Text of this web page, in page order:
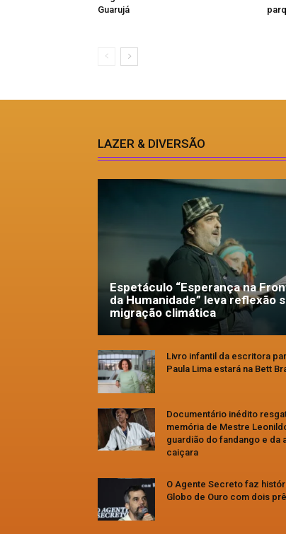
Guarujá
LAZER & DIVERSÃO
Espetáculo “Esperança na
da Humanidade” leva reflexão
migração climática
Livro infantil da escritora
Paula Lima estará na Bett
Documentário inédito
memória de Mestre
guardião do fandango e da
caiçara
O Agente Secreto faz
Globo de Ouro com dois